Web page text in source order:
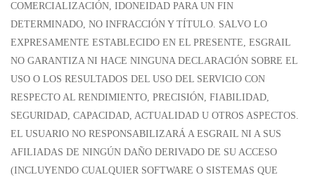
COMERCIALIZACIÓN, IDONEIDAD PARA UN FIN
DETERMINADO, NO INFRACCIÓN Y TÍTULO. SALVO LO
EXPRESAMENTE ESTABLECIDO EN EL PRESENTE, ESGRAIL
NO GARANTIZA NI HACE NINGUNA DECLARACIÓN SOBRE EL
USO O LOS RESULTADOS DEL USO DEL SERVICIO CON
RESPECTO AL RENDIMIENTO, PRECISIÓN, FIABILIDAD,
SEGURIDAD, CAPACIDAD, ACTUALIDAD U OTROS ASPECTOS.
EL USUARIO NO RESPONSABILIZARÁ A ESGRAIL NI A SUS
AFILIADAS DE NINGÚN DAÑO DERIVADO DE SU ACCESO
(INCLUYENDO CUALQUIER SOFTWARE O SISTEMAS QUE